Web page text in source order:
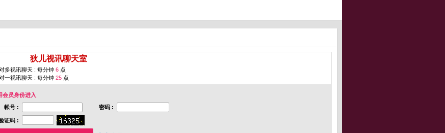
狄儿视讯聊天室
多视讯聊天 : 每分钟 6 点
一视讯聊天 : 每分钟 25 点
会员身份进入
帐号 :
密码 :
证码 :